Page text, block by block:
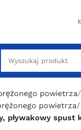
powietrza
powietrza
pływakowy spust